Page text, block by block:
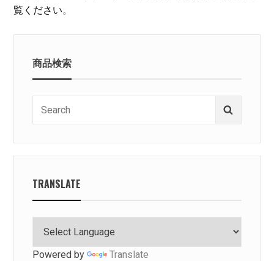
覧ください。
商品検索
TRANSLATE
Powered by Translate